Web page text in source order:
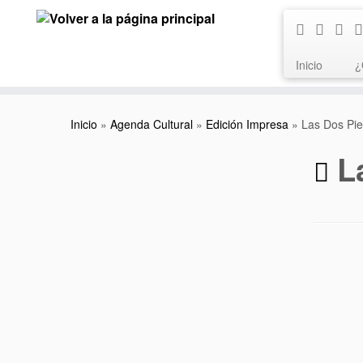
Inicio
Inicio » Agenda Cultural » Edición Impresa » Las Dos